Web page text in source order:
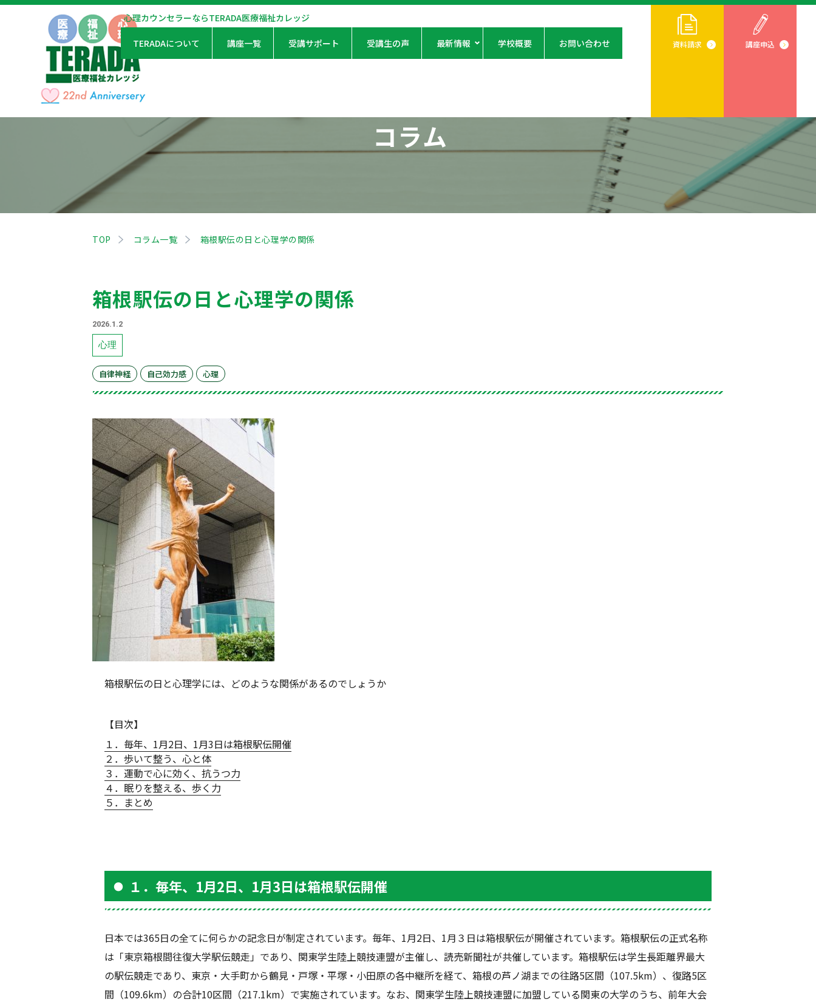
心理カウンセラーならTERADA医療福祉カレッジ
TERADAについて 講座一覧 受講サポート 受講生の声 最新情報 学校概要 お問い合わせ 資料請求 講座申込
コラム
TOP コラム一覧 箱根駅伝の日と心理学の関係
箱根駅伝の日と心理学の関係
2026.1.2
心理
自律神経 自己効力感 心理
箱根駅伝の日と心理学には、どのような関係があるのでしょうか
【目次】
１．毎年、1月2日、1月3日は箱根駅伝開催
２．歩いて整う、心と体
３．運動で心に効く、抗うつ力
４．眠りを整える、歩く力
５．まとめ
１．毎年、1月2日、1月3日は箱根駅伝開催
日本では365日の全てに何らかの記念日が制定されています。毎年、 1月2日、 1月３日は箱根駅伝が開催されています。箱根駅伝の正式名称
は「東京箱根間往復大学駅伝競走」であり、関東学生陸上競技連盟が主催し、読売新聞社が共催しています。箱根駅伝は学生長距離界最大
の駅伝競走であり、東京・大手町から鶴見・戸塚・平塚・小田原の各中継所を経て、箱根の芦ノ湖までの往路5区間（107.5km）、復路5区
間（109.6km）の合計10区間（217.1km）で実施されています。なお、関東学生陸上競技連盟に加盟している関東の大学のうち、前年大会